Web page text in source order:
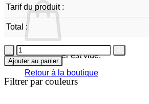
Votre panier est vide.
Retour à la boutique
Tarif du produit :
Total :
quantité
de
Yamaha
R1
2025/26
Ajouter au panier
Filtrer par couleurs